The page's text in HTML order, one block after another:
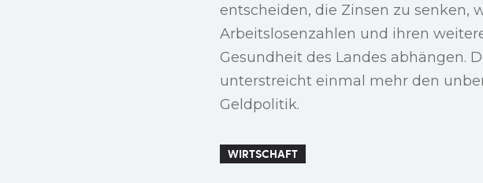
entscheiden, die Zinsen zu senken,
Arbeitslosenzahlen und ihren
Gesundheit des Landes abhängen.
unterstreicht einmal mehr den
Geldpolitik.
WIRTSCHAFT